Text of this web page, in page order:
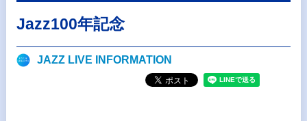
Jazz100年記念
JAZZ LIVE INFORMATION